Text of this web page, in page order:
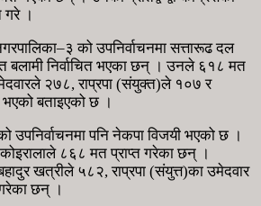
गरे ।
को उपनिर्वाचनमा सत्तारूढ दल
बलामी निर्वाचित भएका छन् । उनले ६१८ मत
२७८, राप्रपा (संयुक्त)ले १०७ र
बताइएको छ ।
उपनिर्वाचनमा पनि नेकपा विजयी भएको छ ।
८६८ मत प्राप्त गरेका छन् ।
खत्रीले ५८२, राप्रपा (संयुत्त)का उमेदवार
छन् ।